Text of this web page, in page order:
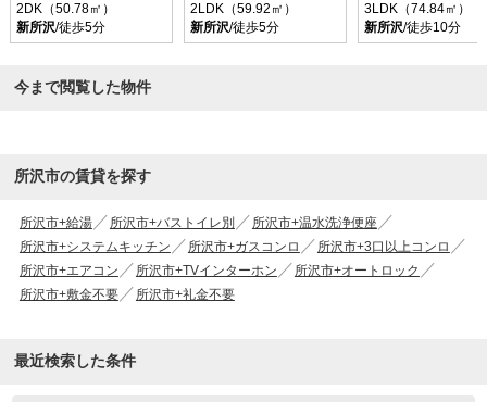
2DK（50.78㎡）
新所沢/徒歩5分
2LDK（59.92㎡）
新所沢/徒歩5分
3LDK（74.84㎡）
新所沢/徒歩10分
今まで閲覧した物件
所沢市の賃貸を探す
所沢市+給湯 所沢市+バストイレ別
所沢市+温水洗浄便座
所沢市+システムキッチン
所沢市+ガスコンロ
所沢市+3口以上コンロ
所沢市+エアコン
所沢市+TVインターホン
所沢市+オートロック
所沢市+敷金不要
所沢市+礼金不要
最近検索した条件